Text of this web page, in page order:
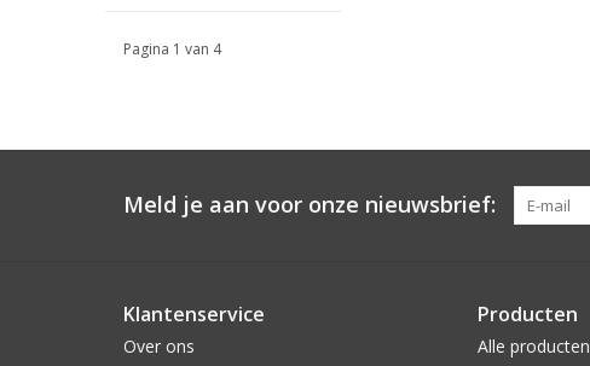
Pagina 1 van 4
Meld je aan voor onze nieuwsbrief:
Klantenservice
Over ons
Producten
Alle producten